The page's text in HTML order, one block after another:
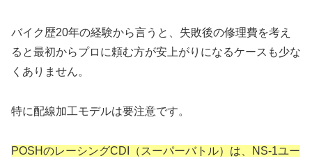
バイク歴20年の経験から言うと、失敗後の修理費を考え
ると最初からプロに頼む方が安上がりになるケースも少な
くありません。
特に配線加工モデルは要注意です。
POSHのレーシングCDI（スーパーバトル）は、NS-1ユー